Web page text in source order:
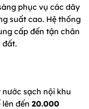
phục vụ các dây
suất cao. Hệ thống
cấp đến tận chân
đất.
sạch nội khu
đến 20.000